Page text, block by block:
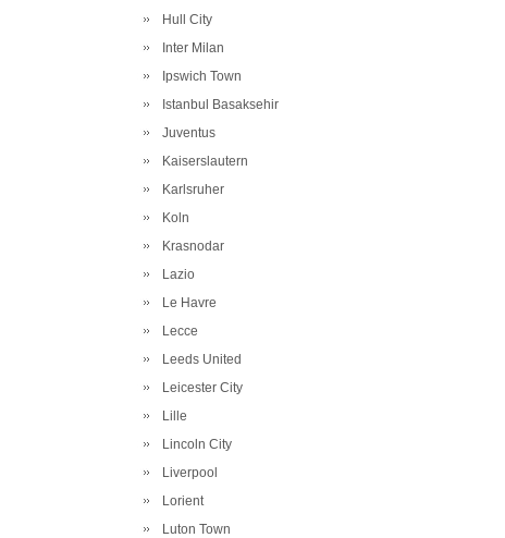
Hull City
Inter Milan
Ipswich Town
Istanbul Basaksehir
Juventus
Kaiserslautern
Karlsruher
Koln
Krasnodar
Lazio
Le Havre
Lecce
Leeds United
Leicester City
Lille
Lincoln City
Liverpool
Lorient
Luton Town